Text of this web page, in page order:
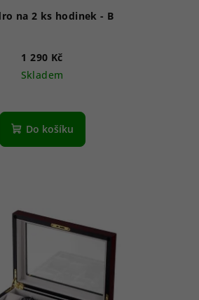
na 2 ks hodinek - B
1 290 Kč
Skladem
Do košíku